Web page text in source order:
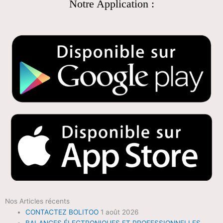
Notre Application :
Nos Articles récents
CONTACTEZ BOLITOO 1 août 2026